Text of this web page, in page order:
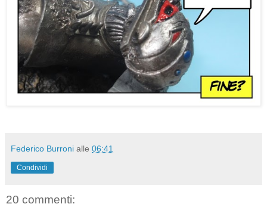
Federico Burroni alle 06:41
Condividi
20 commenti: